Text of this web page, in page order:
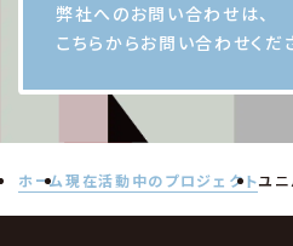
弊社へのお問い合わせは、
こちらからお問い合わせくだ
ホーム現在活動中のプロジェクトユ